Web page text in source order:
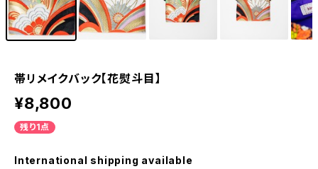
帯リメイクバック【花熨斗目】
¥8,800
残り1点
International shipping available